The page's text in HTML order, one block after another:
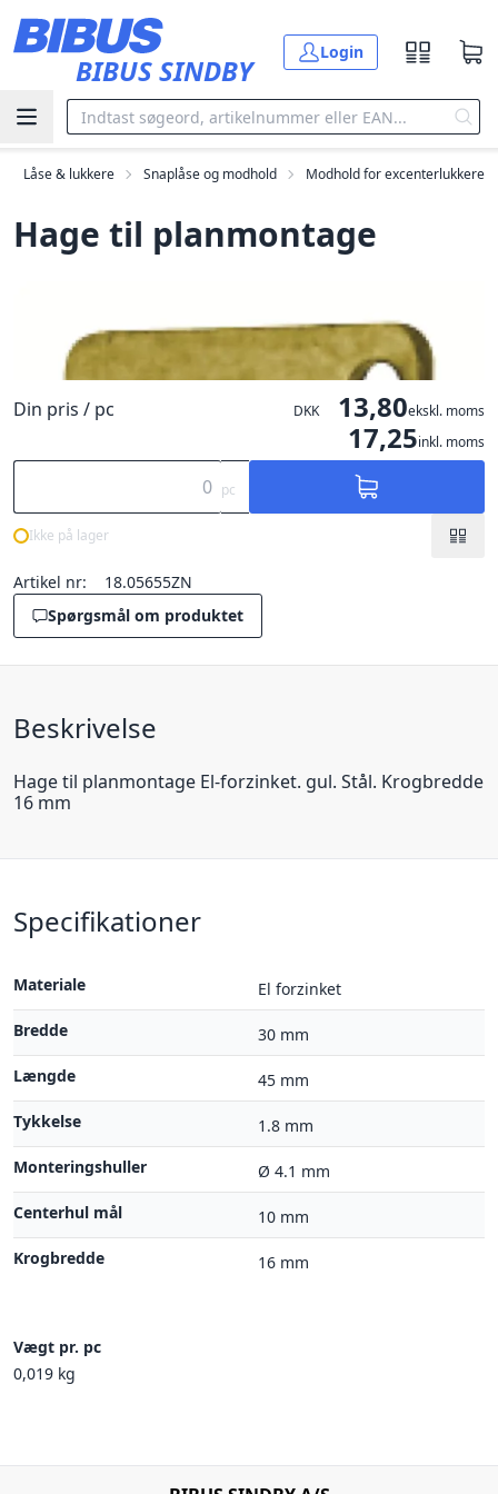
BIBUS SINDBY
Login
Låse & lukkere Snaplåse og modhold Modhold for excenterlukkere
Hage til planmontage
Din pris / pc DKK 13,80ekskl. moms
17,25inkl. moms
pc
Ikke på lager
Artikel nr:
18.05655ZN
Spørgsmål om produktet
Beskrivelse
Hage til planmontage El-forzinket. gul. Stål. Krogbredde
16 mm
Specifikationer
Materiale
El forzinket
Bredde
30 mm
Længde
45 mm
Tykkelse
1.8 mm
Monteringshuller
Ø 4.1 mm
Centerhul mål
10 mm
Krogbredde
16 mm
Vægt pr. pc
0,019 kg